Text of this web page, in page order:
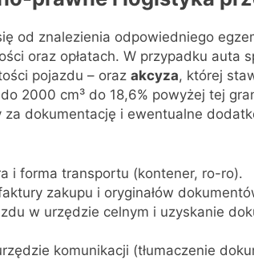
od znalezienia odpowiedniego
oraz opłatach. W przypadku auta
pojazdu – oraz akcyza, której
2000 cm³ do 18,6% powyżej tej
za dokumentację i ewentualne
i forma transportu (kontener, ro-ro).
zakupu i oryginałów
w urzędzie celnym i uzyskanie
komunikacji (tłumaczenie